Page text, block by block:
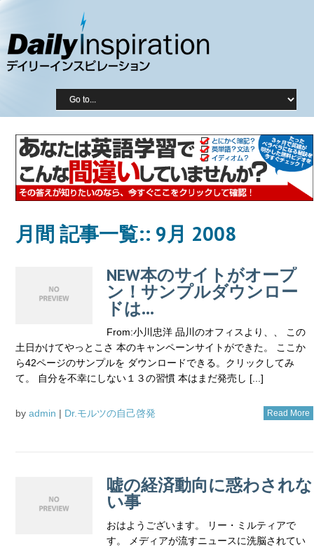
月間 記事一覧:: 9月 2008
NEW本のサイトがオープ
ン！サンプルダウンロー
ドは…
From:小川忠洋 品川のオフィスより、、 この
土日かけてやっとこさ 本のキャンペーンサイトができた。 ここか
ら42ページのサンプルを ダウンロードできる。クリックしてみ
て。 自分を不幸にしない１３の習慣 本はまだ発売し [...]
by admin | Dr.モルツの自己啓発 Read More
嘘の経済動向に惑わされな
い事
おはようございます。 リー・ミルティアで
す。 メディアが流すニュースに洗脳されてい